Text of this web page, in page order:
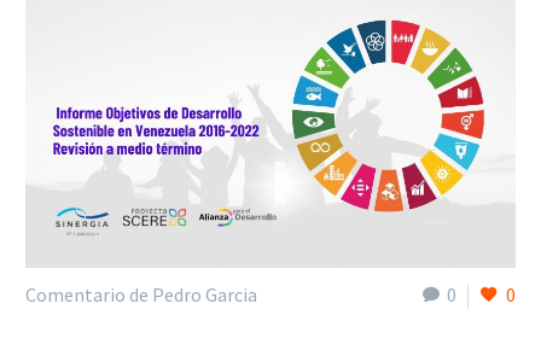
0 0
Comentario de Pedro Garcia